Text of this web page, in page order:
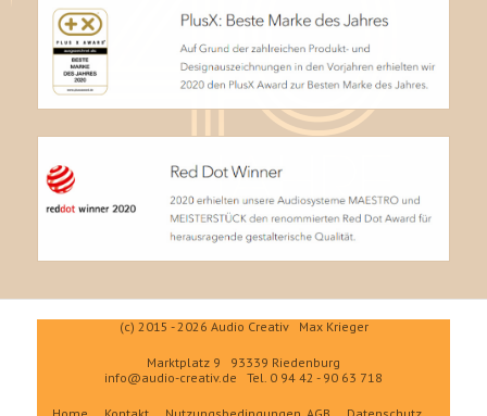
(c) 2015 - 2026 Audio Creativ Max Krieger
Marktplatz 9 93339 Riedenburg
info@audio-creativ.de Tel. 0 94 42 - 90 63 718